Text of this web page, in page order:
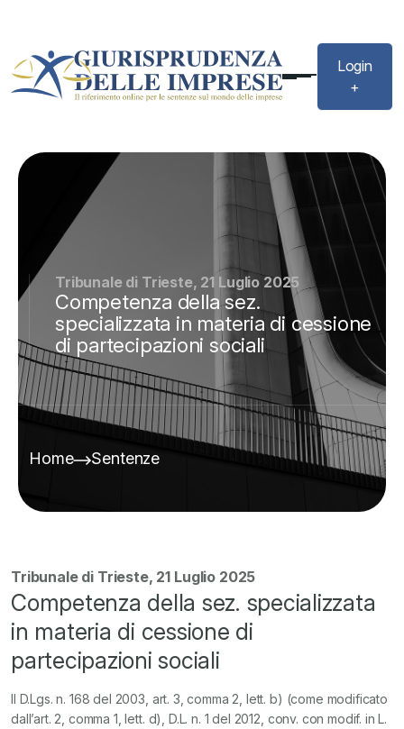
Login
+
Tribunale di Trieste, 21 Luglio 2025
Competenza della sez.
specializzata in materia di cessione
di partecipazioni sociali
Home Sentenze
Tribunale di Trieste, 21 Luglio 2025
Competenza della sez. specializzata
in materia di cessione di
partecipazioni sociali
Il D.Lgs. n. 168 del 2003, art. 3, comma 2, lett. b) (come modificato
dall’art. 2, comma 1, lett. d), D.L. n. 1 del 2012, conv. con modif. in L.